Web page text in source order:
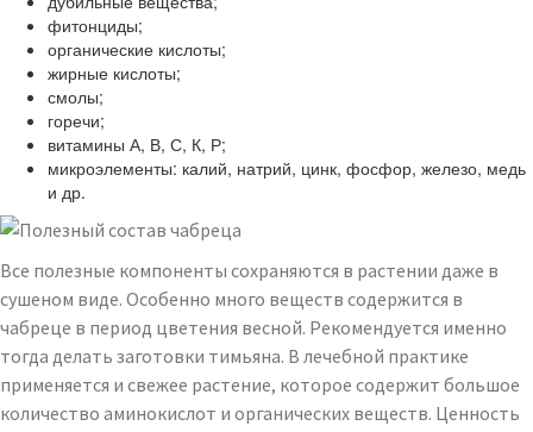
фитонциды;
органические кислоты;
жирные кислоты;
смолы;
горечи;
витамины А, В, С, К, Р;
микроэлементы: калий, натрий, цинк, фосфор, железо, медь
и др.
Все полезные компоненты сохраняются в растении даже в
сушеном виде. Особенно много веществ содержится в
чабреце в период цветения весной. Рекомендуется именно
тогда делать заготовки тимьяна. В лечебной практике
применяется и свежее растение, которое содержит большое
количество аминокислот и органических веществ. Ценность